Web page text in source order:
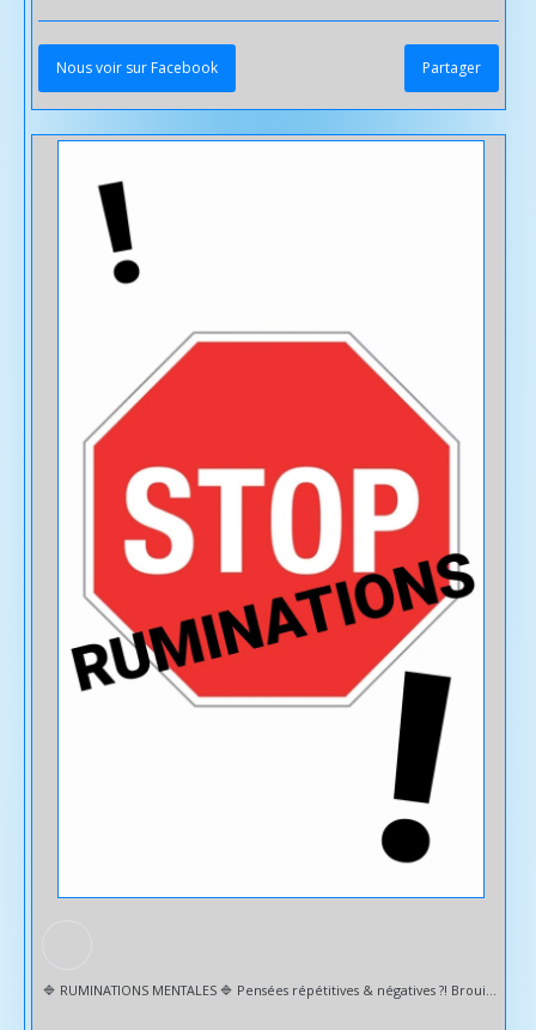
Nous voir sur Facebook Partager